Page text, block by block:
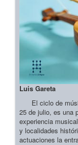
Luis Gareta
El ciclo de
25 de julio, es una
experiencia
y localidades
actuaciones la